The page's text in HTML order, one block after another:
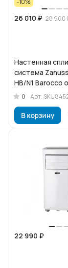
-10%
26 010 ₽ 28 900
Настенная
система
HB/N1 Barocco
0 Арт.
В корзину
22 990 ₽